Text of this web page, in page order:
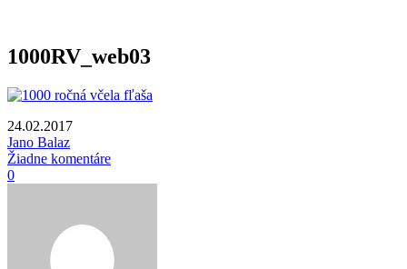
1000RV_web03
24.02.2017
Jano Balaz
Žiadne komentáre
0